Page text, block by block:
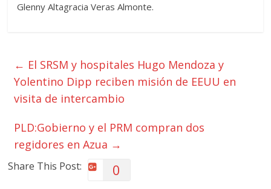
Glenny Altagracia Veras Almonte.
← El SRSM y hospitales Hugo Mendoza y
Yolentino Dipp reciben misión de EEUU en
visita de intercambio
PLD:Gobierno y el PRM compran dos
regidores en Azua →
Share This Post: 0